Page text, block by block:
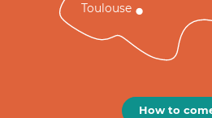
Toulouse
How to